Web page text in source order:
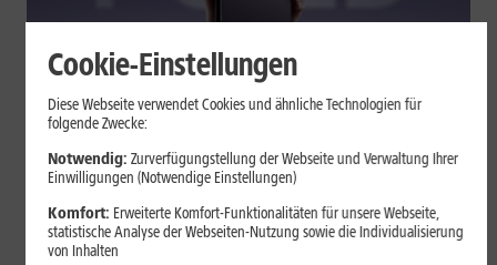
Tests & Vergleiche
Galaxy Z Fold7 oder Fold8: Was
sich beim neuen Foldable geändert
Kompakteres Format, neuer Chip, größerer Akku: Das Galaxy Z
Cookie-Einstellungen
Diese Webseite verwendet Cookies und ähnliche Technologien für
folgende Zwecke:
Notwendig: Zurverfügungstellung der Webseite und Verwaltung Ihrer
Einwilligungen (Notwendige Einstellungen)
Komfort: Erweiterte Komfort-Funktionalitäten für unsere Webseite,
statistische Analyse der Webseiten-Nutzung sowie die Individualisierung
von Inhalten